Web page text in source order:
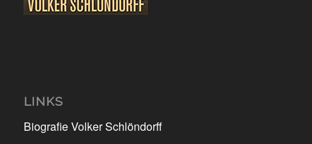
LINKS
Biografie Volker Schlöndorff